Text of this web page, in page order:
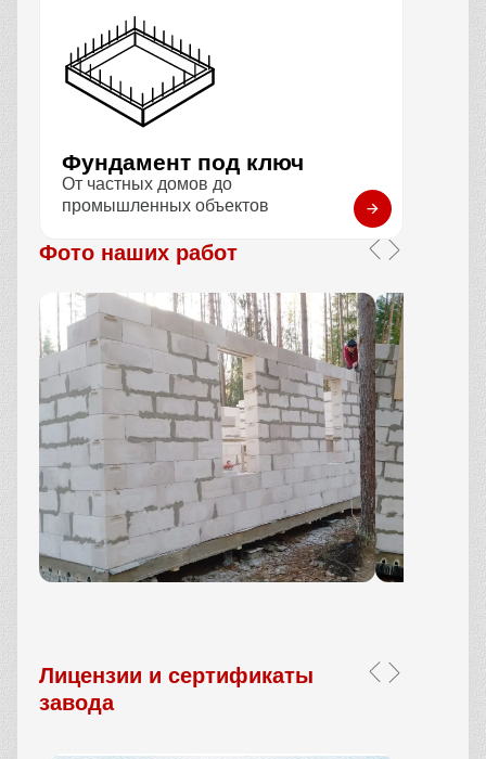
Фундамент под ключ
От частных домов до
промышленных объектов
Фото наших работ
Лицензии и сертификаты
завода